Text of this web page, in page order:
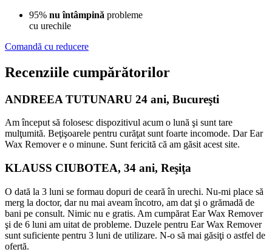
95% nu întâmpină probleme
cu urechile
Comandă cu reducere
Recenziile cumpărătorilor
ANDREEA TUTUNARU 24 ani, Bucureşti
Am început să folosesc dispozitivul acum o lună şi sunt tare
mulţumită. Beţişoarele pentru curăţat sunt foarte incomode. Dar Ear
Wax Remover e o minune. Sunt fericită că am găsit acest site.
KLAUSS CIUBOTEA, 34 ani, Reşiţa
O dată la 3 luni se formau dopuri de ceară în urechi. Nu-mi place să
merg la doctor, dar nu mai aveam încotro, am dat şi o grămadă de
bani pe consult. Nimic nu e gratis. Am cumpărat Ear Wax Remover
şi de 6 luni am uitat de probleme. Duzele pentru Ear Wax Remover
sunt suficiente pentru 3 luni de utilizare. N-o să mai găsiţi o astfel de
ofertă.